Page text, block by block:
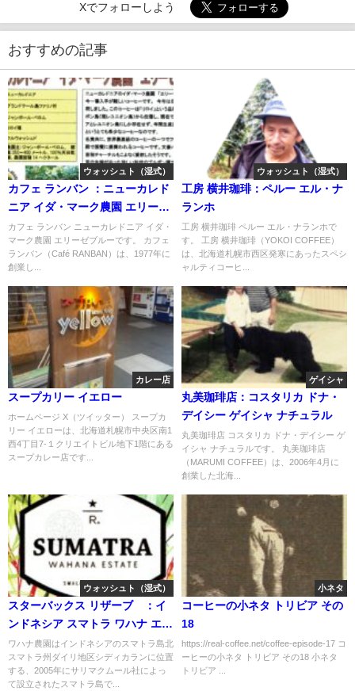
Xでフォローしよう
おすすめの記事
ウォッシュト（湿式）
カフェ ランバン ：ニューカレド
ニア イダ・マーク農園 エリーゼ
ブルー
カフェ ランバン ニューカレドニア イダ・
マーク農園 エリーゼブルーです。 カフェ
ランバン（Café RANBAN）は、1977年に
創業し...
ウォッシュト（湿式）
工房 横井珈琲：ペルー エル・ナ
ランホ
工房 横井珈琲 ペルー エル・ナランホで
す。 工房 横井珈琲（YOKOI COFFEE）
は、北海道札幌市西区発寒にあったスペシ
ャルティコーヒ...
カレー店
スープカリー イエロー
ホームページ X（ツイッター） スープカ
リー イエローは、北海道札幌市中央区南1
西4丁目7-１クリエイトビル地下1階にある
スープカレー店です...
ゲイシャ
丸美珈琲店：コスタリカ ドナ・
デイシー ゲイシャ ナチュラル
丸美珈琲店 コスタリカ ドナ・デイシー ゲ
イシャ ナチュラルです。 丸美珈琲店
（MARUMI COFFEE）は、2006年4月に
創業した北海...
ウォッシュト（湿式）
スターバックス リザーブ®：イ
ンドネシア スマトラ ワハナ エス
テート
ワハナ農園はインドネシアのスマトラ島北
スマトラ州ダイリ地区シディカランに位置
する、2005年にサリマクムール社によっ
て設立されたスマトラ島で...
小ネタ
コーヒーの小ネタ トリビア その
18
https://real-coffee.net/coffee-episode-17 コ
ーヒーの小ネタ トリビア その18 小ネタ
トリビア ...